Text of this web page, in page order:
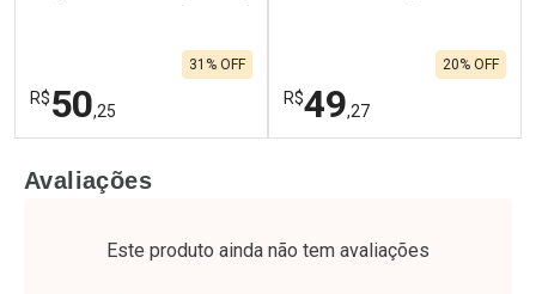
R$50,25
31% OFF
Laboratório
Por Menos
R$49,27
20% OFF
Laboratório
Por Menos
Avaliações
Este produto ainda não tem avaliações